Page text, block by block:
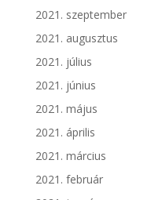
2021. szeptember
2021. augusztus
2021. július
2021. június
2021. május
2021. április
2021. március
2021. február